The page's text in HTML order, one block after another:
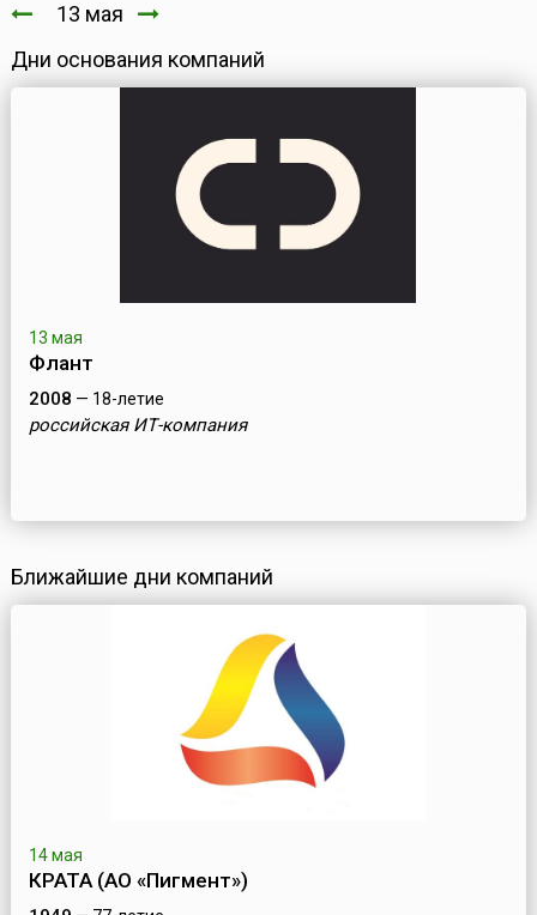
13 мая
Дни основания компаний
13 мая
Флант
2008 — 18-летие
российская ИТ-компания
Ближайшие дни компаний
14 мая
КРАТА (АО «Пигмент»)